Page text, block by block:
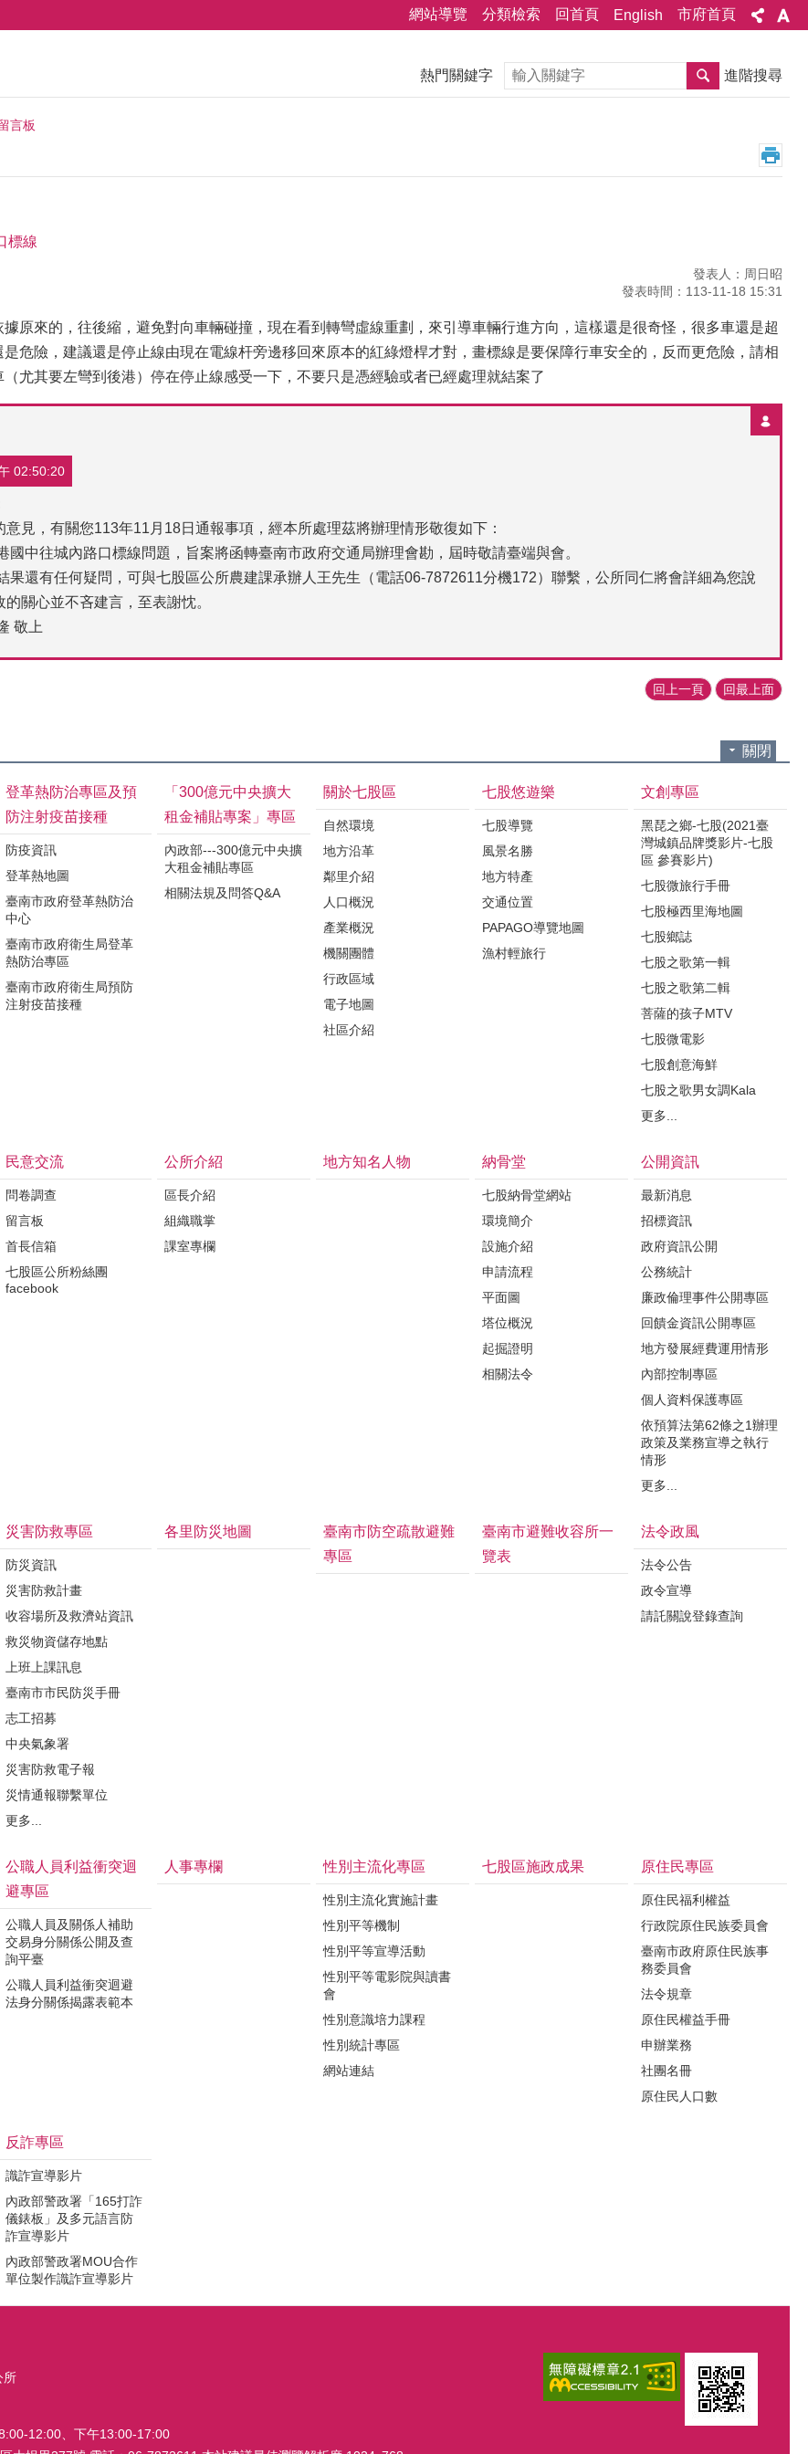
網站導覽 分類檢索 回首頁 English 市府首頁
熱門關鍵字 搜尋 進階搜尋
言板
標線
發表人：周日昭
發表時間：113-11-18 15:31
原來的，往後縮，避免對向車輛碰撞，現在看到轉彎虛線重劃，來引導車輛行進方向，這樣還是很奇怪，很多車還是超
危險，建議還是停止線由現在電線杆旁邊移回來原本的紅綠燈桿才對，畫標線是要保障行車安全的，反而更危險，請相
尤其要左彎到後港）停在停止線感受一下，不要只是憑經驗或者已經處理就結案了
02:50:20
見，有關您113年11月18日通報事項，經本所處理茲將辦理情形敬復如下：
國中往城內路口標線問題，旨案將函轉臺南市政府交通局辦理會勘，屆時敬請臺端與會。
果還有任何疑問，可與七股區公所農建課承辦人王先生（電話06-7872611分機172）聯繫，公所同仁將會詳細為您說
關心並不吝建言，至表謝忱。
敬上
回上一頁 回最上面
關閉
登革熱防治專區及預
防注射疫苗接種
防疫資訊
登革熱地圖
臺南市政府登革熱防治
中心
臺南市政府衛生局登革
熱防治專區
臺南市政府衛生局預防
注射疫苗接種
「300億元中央擴大
租金補貼專案」專區
內政部---300億元中央擴
大租金補貼專區
相關法規及問答Q&A
關於七股區
自然環境
地方沿革
鄰里介紹
人口概況
產業概況
機關團體
行政區域
電子地圖
社區介紹
七股悠遊樂
七股導覽
風景名勝
地方特產
交通位置
PAPAGO導覽地圖
漁村輕旅行
文創專區
黑琵之鄉-七股(2021臺
灣城鎮品牌獎影片-七股
區 參賽影片)
七股微旅行手冊
七股極西里海地圖
七股鄉誌
七股之歌第一輯
七股之歌第二輯
菩薩的孩子MTV
七股微電影
七股創意海鮮
七股之歌男女調Kala
更多...
民意交流
問卷調查
留言板
首長信箱
七股區公所粉絲團
facebook
公所介紹
區長介紹
組織職掌
課室專欄
地方知名人物 納骨堂
七股納骨堂網站
環境簡介
設施介紹
申請流程
平面圖
塔位概況
起掘證明
相關法令
公開資訊
最新消息
招標資訊
政府資訊公開
公務統計
廉政倫理事件公開專區
回饋金資訊公開專區
地方發展經費運用情形
內部控制專區
個人資料保護專區
依預算法第62條之1辦理
政策及業務宣導之執行
情形
更多...
災害防救專區
防災資訊
災害防救計畫
收容場所及救濟站資訊
救災物資儲存地點
上班上課訊息
臺南市市民防災手冊
志工招募
中央氣象署
災害防救電子報
災情通報聯繫單位
更多...
各里防災地圖
臺南市防空疏散避難
專區
臺南市避難收容所一
覽表
法令政風
法令公告
政令宣導
請託關說登錄查詢
公職人員利益衝突迴
避專區
公職人員及關係人補助
交易身分關係公開及查
詢平臺
公職人員利益衝突迴避
法身分關係揭露表範本
人事專欄 性別主流化專區
性別主流化實施計畫
性別平等機制
性別平等宣導活動
性別平等電影院與讀書
會
性別意識培力課程
性別統計專區
網站連結
七股區施政成果 原住民專區
原住民福利權益
行政院原住民族委員會
臺南市政府原住民族事
務委員會
法令規章
原住民權益手冊
申辦業務
社團名冊
原住民人口數
反詐專區
識詐宣導影片
內政部警政署「165打詐
儀錶板」及多元語言防
詐宣導影片
內政部警政署MOU合作
單位製作識詐宣導影片
所
12:00、下午13:00-17:00